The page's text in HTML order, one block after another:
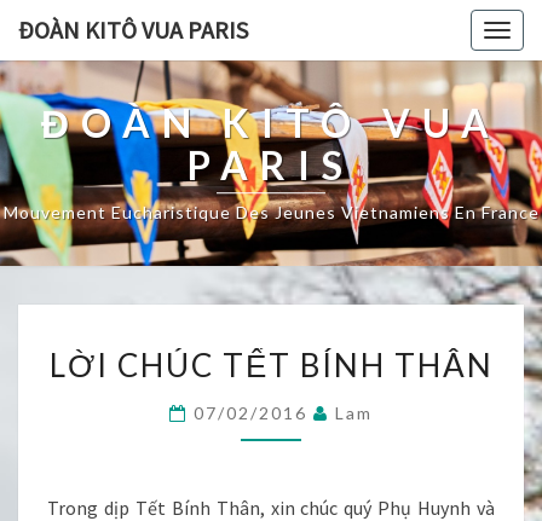
ĐOÀN KITÔ VUA PARIS
ĐOÀN KITÔ VUA
PARIS
Mouvement Eucharistique Des Jeunes Vietnamiens En France
CHÚC
BÍNH
THÂN
LỜI CHÚC TẾT BÍNH THÂN
07/02/2016 Lam
Trong dịp Tết Bính Thân, xin chúc quý Phụ Huynh và